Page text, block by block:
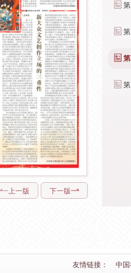
上一版 下一版
友情链接： 中